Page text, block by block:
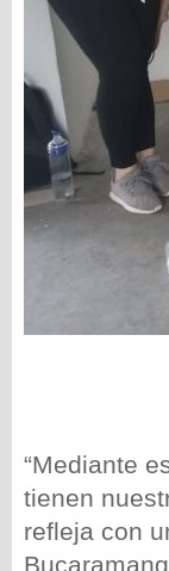
“Mediante
tienen
refleja con